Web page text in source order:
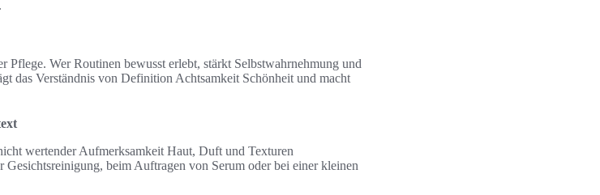
Pflege. Wer Routinen bewusst erlebt, stärkt Selbstwahrnehmung und
das Verständnis von Definition Achtsamkeit Schönheit und macht
wertender Aufmerksamkeit Haut, Duft und Texturen
Gesichtsreinigung, beim Auftragen von Serum oder bei einer kleinen